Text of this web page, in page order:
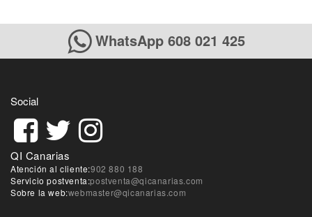
WhatsApp 608 021 425
Social
QI Canarias
Atención al cliente:902 880 188
Servicio postventa:postventa@qicanarias.com
Sobre la web:webmaster@qicanarias.com